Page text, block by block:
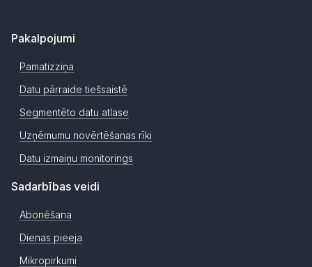
Pakalpojumi
Pamatizziņa
Datu pārraide tiešsaistē
Segmentēto datu atlase
Uzņēmumu novērtēšanas rīki
Datu izmaiņu monitorings
Sadarbības veidi
Abonēšana
Dienas pieeja
Mikropirkumi